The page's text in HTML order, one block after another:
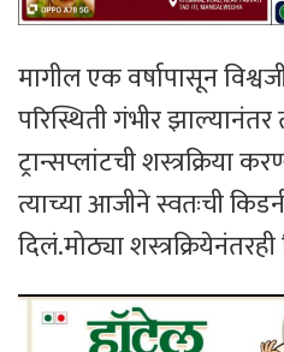
मागील एक वर्षापासून
परिस्थिती गंभीर झाल्यानंतर
ट्रान्सप्लांटची शस्त्रक्रिया
त्याच्या आजीने स्वतःची
दिलं.मोठ्या